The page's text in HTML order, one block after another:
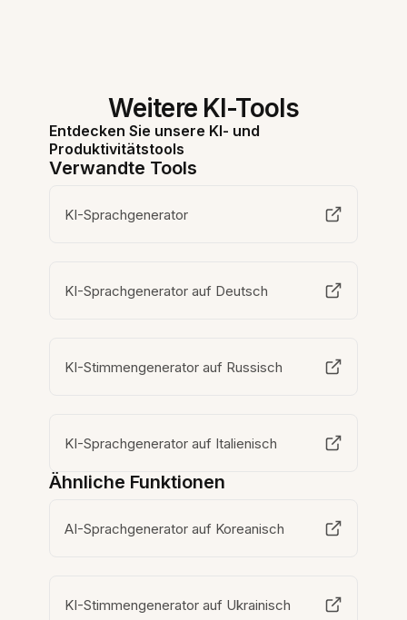
Weitere KI-Tools
Entdecken Sie unsere KI- und
Produktivitätstools
Verwandte Tools
KI-Sprachgenerator
KI-Sprachgenerator auf Deutsch
KI-Stimmengenerator auf Russisch
KI-Sprachgenerator auf Italienisch
Ähnliche Funktionen
AI-Sprachgenerator auf Koreanisch
KI-Stimmengenerator auf Ukrainisch